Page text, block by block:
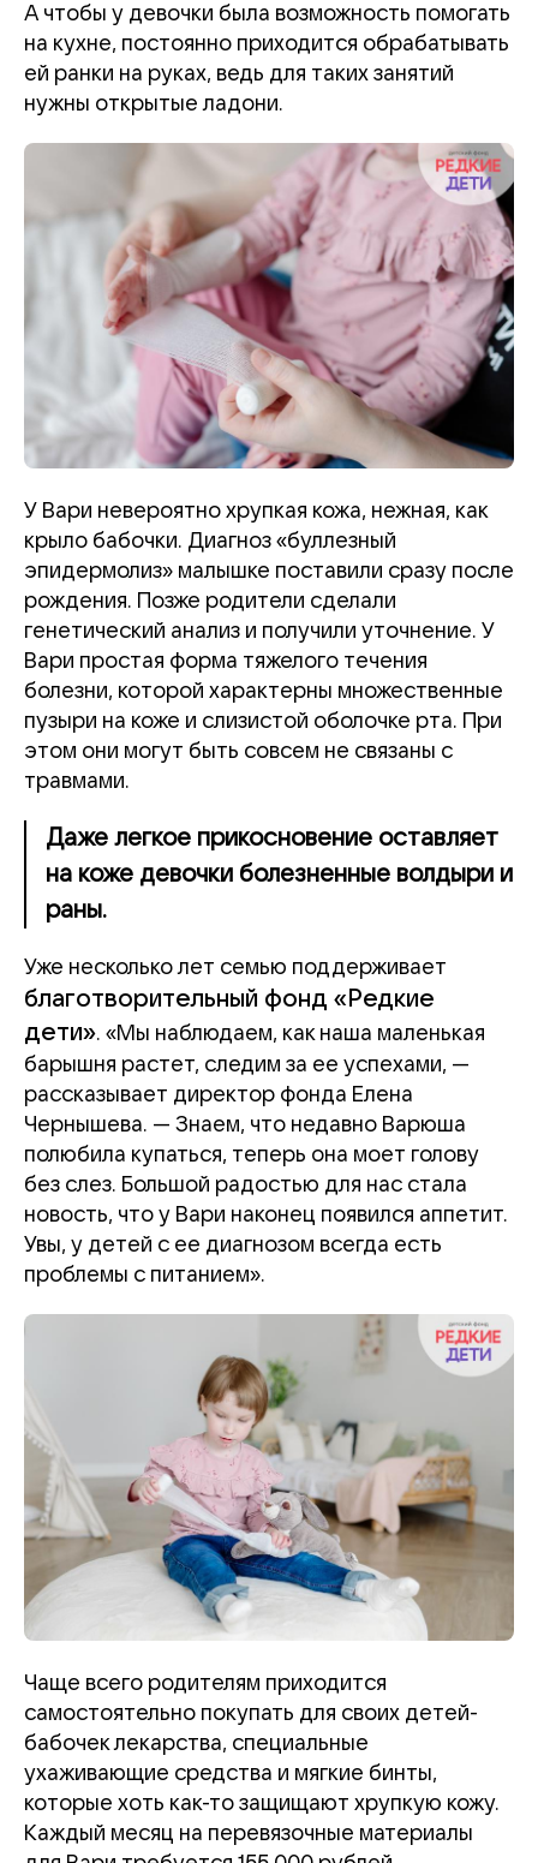
А чтобы у девочки была возможность помогать
на кухне, постоянно приходится обрабатывать
ей ранки на руках, ведь для таких занятий
нужны открытые ладони.
У Вари невероятно хрупкая кожа, нежная, как
крыло бабочки. Диагноз «буллезный
эпидермолиз» малышке поставили сразу после
рождения. Позже родители сделали
генетический анализ и получили уточнение. У
Вари простая форма тяжелого течения
болезни, которой характерны множественные
пузыри на коже и слизистой оболочке рта. При
этом они могут быть совсем не связаны с
травмами.
Даже легкое прикосновение оставляет
на коже девочки болезненные волдыри и
раны.
Уже несколько лет семью поддерживает
благотворительный фонд «Редкие
дети». «Мы наблюдаем, как наша маленькая
барышня растет, следим за ее успехами, —
рассказывает директор фонда Елена
Чернышева. — Знаем, что недавно Варюша
полюбила купаться, теперь она моет голову
без слез. Большой радостью для нас стала
новость, что у Вари наконец появился аппетит.
Увы, у детей с ее диагнозом всегда есть
проблемы с питанием».
Чаще всего родителям приходится
самостоятельно покупать для своих детей-
бабочек лекарства, специальные
ухаживающие средства и мягкие бинты,
которые хоть как-то защищают хрупкую кожу.
Каждый месяц на перевязочные материалы